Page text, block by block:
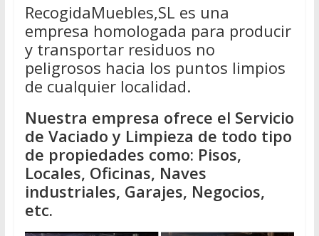
RecogidaMuebles,SL es una
empresa homologada para producir
y transportar residuos no
peligrosos hacia los puntos limpios
de cualquier localidad.
Nuestra empresa ofrece el Servicio
de Vaciado y Limpieza de todo tipo
de propiedades como: Pisos,
Locales, Oficinas, Naves
industriales, Garajes, Negocios,
etc.